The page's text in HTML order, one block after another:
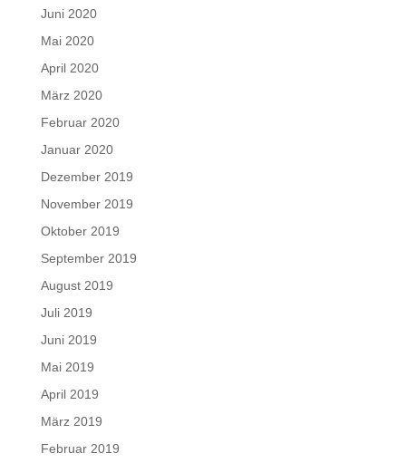
Juni 2020
Mai 2020
April 2020
März 2020
Februar 2020
Januar 2020
Dezember 2019
November 2019
Oktober 2019
September 2019
August 2019
Juli 2019
Juni 2019
Mai 2019
April 2019
März 2019
Februar 2019